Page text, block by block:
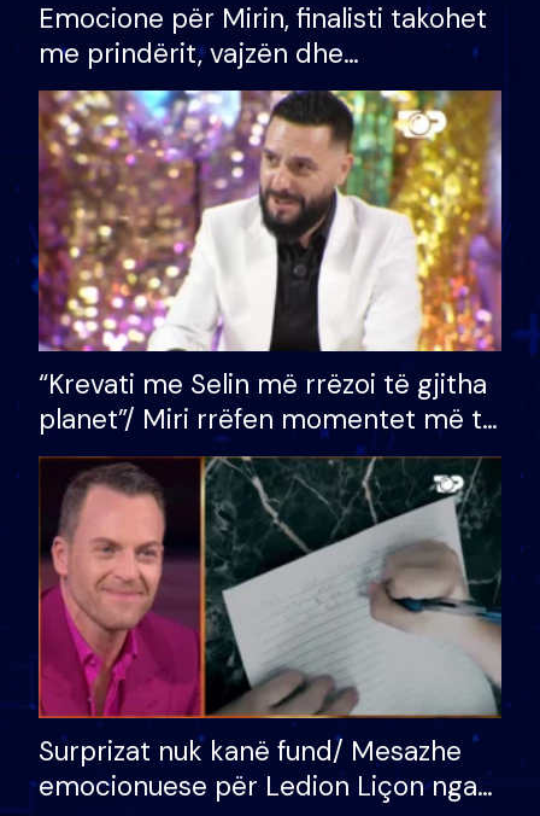
Emocione për Mirin, finalisti takohet
me prindërit, vajzën dhe
bashkëshorten: S’kemi ndonjë letër
divorci apo jo?
“Krevati me Selin më rrëzoi të gjitha
planet”/ Miri rrëfen momentet më të
bukura në shtëpinë e BB VIP: Do më
mungojë zilja e mëngjesit kur…
Surprizat nuk kanë fund/ Mesazhe
emocionuese për Ledion Liçon nga